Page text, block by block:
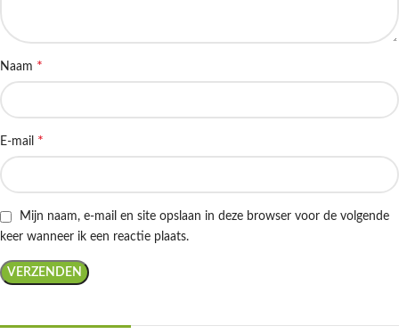
Naam *
E-mail *
Mijn naam, e-mail en site opslaan in deze browser voor de volgende
keer wanneer ik een reactie plaats.